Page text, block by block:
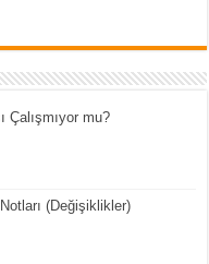
Çalışmıyor mu?
(Değişiklikler)